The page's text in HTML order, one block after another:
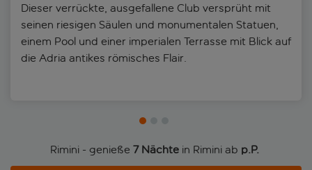
Dieser verrückte, ausgefallene Club versprüht mit
seinen riesigen Säulen und monumentalen Statuen,
einem Pool und einer imperialen Terrasse mit Blick auf
die Adria antikes römisches Flair.
Rimini - genieße 7 Nächte in Rimini ab p.P.